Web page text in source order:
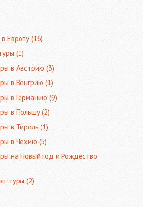
Европу(16)
(1)
в Австрию(3)
в Венгрию(1)
в Германию(9)
в Польшу(2)
в Тироль(1)
в Чехию(5)
на Новый год и Рождество
туры(2)